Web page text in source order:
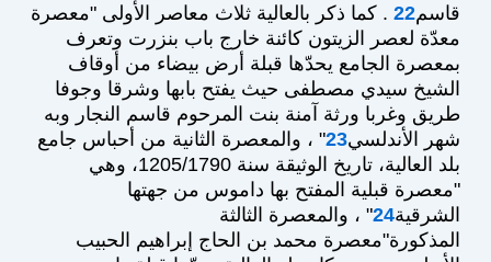
قاسم22. كما ذكر بالعالية ثلاث معاصر الأولى "معصرة
معدّة لعصر الزيتون كائنة خارج باب بنزرت وتعرف
بمعصرة الجامع يحدّها قبلة أرض بيضاء من أوقاف
الشيخ سيدي مصطفى حيث يفتح بابها وشرقا وجوفا
طريق وغربا ورثة آمنة بنت المرحوم قاسم النجار وبه
شهر الأندلسي23" ، والمعصرة الثانية من أحباس جامع
بلد العالية، تاريخ الوثيقة سنة 1205/1790، وهي
"معصرة قبلية المفتح بها داموس من جهتها
الشرقية24" ، والمعصرة الثالثة
المذكورة"معصرة محمد بن الحاج إبراهيم الحبيب